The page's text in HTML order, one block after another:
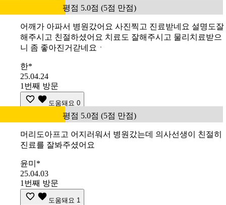
평점 5.0점 (5점 만점)
어깨가 아파서 병원갔어요 사진찍고 진료받네요 설명도잘
해주시고 친절하셨어요 치료도 잘해주시고 물리치료받으
니 좀 좋아진거갇네요ㆍ
한*
25.04.24
1번째 방문
도움돼요 0
평점 5.0점 (5점 만점)
머리도아프고 어지러워서 병원갔는데 의사선생이 친절히
진료를 잘봐주셨어요
윤미*
25.04.03
1번째 방문
도움돼요 1